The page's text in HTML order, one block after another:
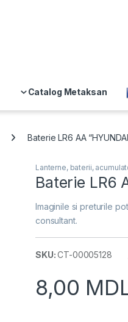
Catalog Metaksan
Baterie LR6 AA
Lanterne, baterii,
Baterie LR6
Imaginile si preturile
consultant.
SKU:CT-00005128
8,00